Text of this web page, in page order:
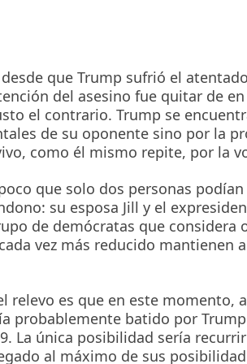
que Trump sufrió el
del asesino fue quitar de
el contrario. Trump se
de su oponente sino por la
como él mismo repite, por la
que solo dos personas
su esposa Jill y el
de demócratas que considera
vez más reducido mantienen
relevo es que en este momento,
probablemente batido por
La única posibilidad sería
al máximo de sus